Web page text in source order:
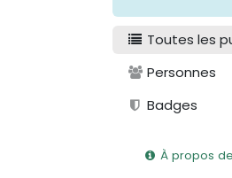
Toutes les
Personnes
Badges
À propos